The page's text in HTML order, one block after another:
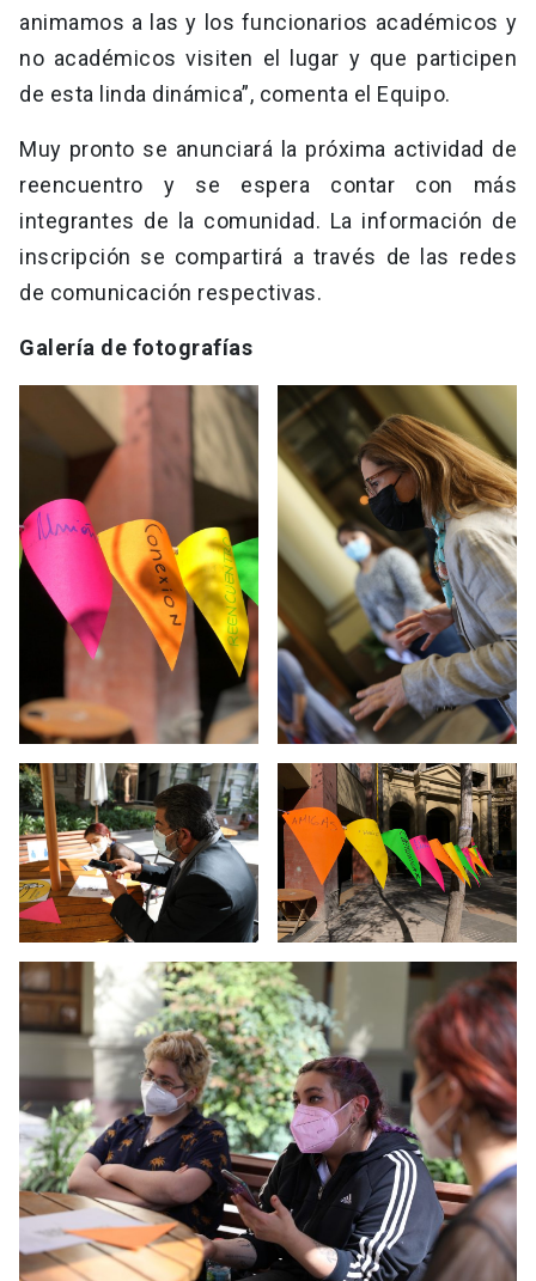
animamos a las y los funcionarios académicos y
no académicos visiten el lugar y que participen
de esta linda dinámica”, comenta el Equipo.
Muy pronto se anunciará la próxima actividad de
reencuentro y se espera contar con más
integrantes de la comunidad. La información de
inscripción se compartirá a través de las redes
de comunicación respectivas.
Galería de fotografías